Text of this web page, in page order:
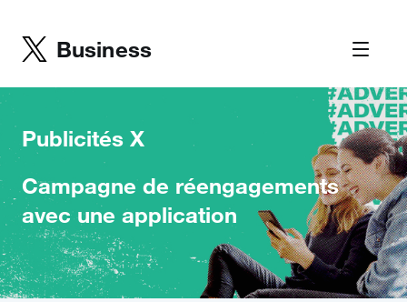
Business
Publicités X
Campagne de réengagements
avec une application